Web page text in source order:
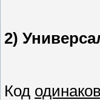
2)
Код